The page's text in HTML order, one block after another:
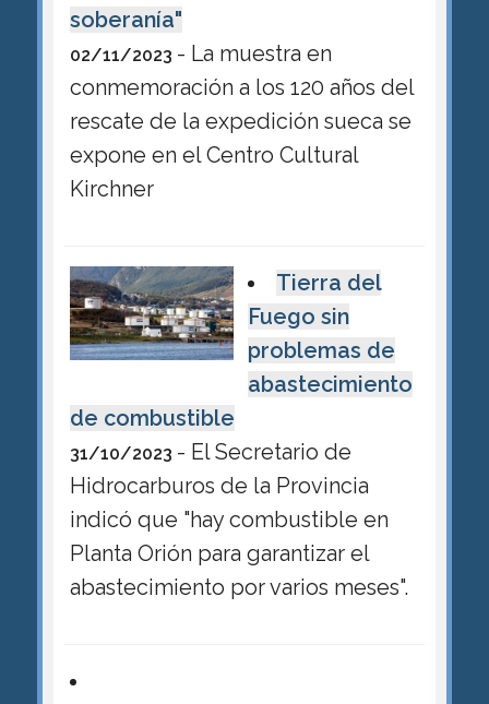
soberanía"
02/11/2023 - La muestra en
conmemoración a los 120 años del
rescate de la expedición sueca se
expone en el Centro Cultural
Kirchner
Tierra del
Fuego sin
problemas de
abastecimiento
de combustible
31/10/2023 - El Secretario de
Hidrocarburos de la Provincia
indicó que "hay combustible en
Planta Orión para garantizar el
abastecimiento por varios meses".